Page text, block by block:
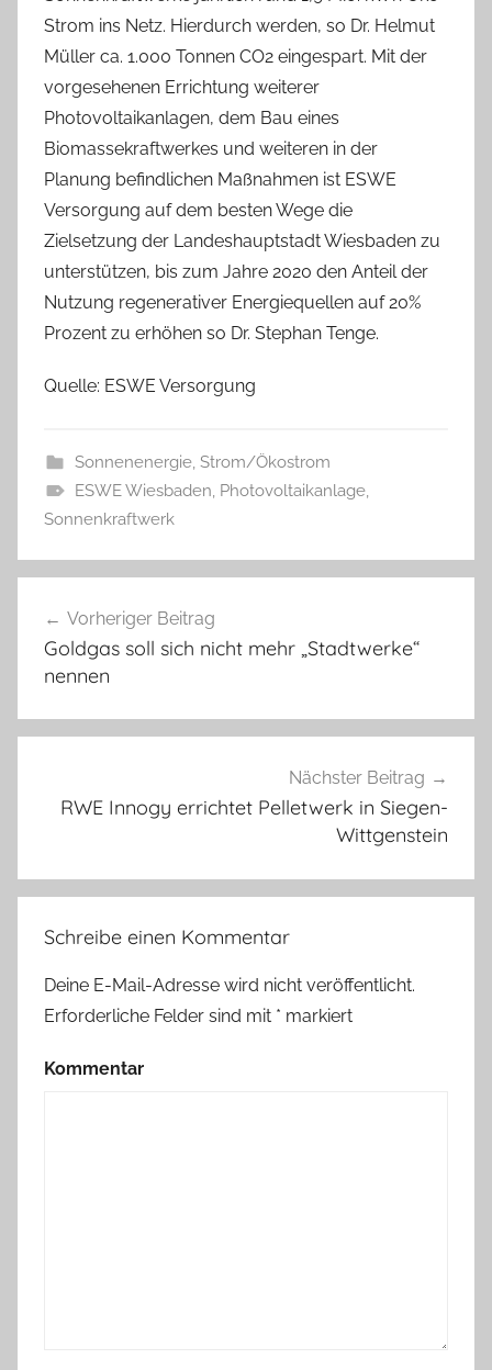
Strom ins Netz. Hierdurch werden, so Dr. Helmut
Müller ca. 1.000 Tonnen CO2 eingespart. Mit der
vorgesehenen Errichtung weiterer
Photovoltaikanlagen, dem Bau eines
Biomassekraftwerkes und weiteren in der
Planung befindlichen Maßnahmen ist ESWE
Versorgung auf dem besten Wege die
Zielsetzung der Landeshauptstadt Wiesbaden zu
unterstützen, bis zum Jahre 2020 den Anteil der
Nutzung regenerativer Energiequellen auf 20%
Prozent zu erhöhen so Dr. Stephan Tenge.
Quelle: ESWE Versorgung
Sonnenenergie, Strom/Ökostrom
ESWE Wiesbaden Photovoltaikanlage,
Sonnenkraftwerk
Vorheriger Beitrag
Goldgas soll sich nicht mehr „Stadtwerke“
nennen
Nächster Beitrag
RWE Innogy errichtet Pelletwerk in Siegen-
Wittgenstein
Schreibe einen Kommentar
Deine E-Mail-Adresse wird nicht veröffentlicht.
Erforderliche Felder sind mit * markiert
Kommentar